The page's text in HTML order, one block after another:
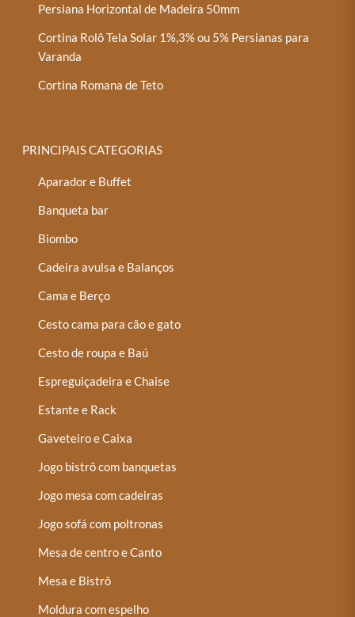
Persiana Horizontal de Madeira 50mm
Cortina Rolô Tela Solar 1%,3% ou 5% Persianas para
Varanda
Cortina Romana de Teto
PRINCIPAIS CATEGORIAS
Aparador e Buffet
Banqueta bar
Biombo
Cadeira avulsa e Balanços
Cama e Berço
Cesto cama para cão e gato
Cesto de roupa e Baú
Espreguiçadeira e Chaise
Estante e Rack
Gaveteiro e Caixa
Jogo bistrô com banquetas
Jogo mesa com cadeiras
Jogo sofá com poltronas
Mesa de centro e Canto
Mesa e Bistrô
Moldura com espelho